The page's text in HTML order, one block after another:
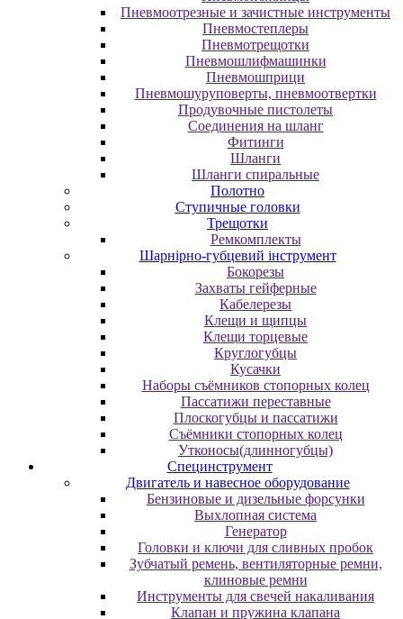
Пневмоотрезные и зачистные инструменты
Пневмостеплеры
Пневмотрещотки
Пневмошлифмашинки
Пневмошприци
Пневмошуруповерты, пневмоотвертки
Продувочные пистолеты
Соединения на шланг
Фитинги
Шланги
Шланги спиральные
Полотно
Ступичные головки
Трещотки
Ремкомплекты
Шарнірно-губцевий інструмент
Бокорезы
Захваты гейферные
Кабелерезы
Клещи и щипцы
Клещи торцевые
Круглогубцы
Кусачки
Наборы съёмников стопорных колец
Пассатижи переставные
Плоскогубцы и пассатижи
Съёмники стопорных колец
Утконосы(длинногубцы)
Специнструмент
Двигатель и навесное оборудование
Бензиновые и дизельные форсунки
Выхлопная система
Генератор
Головки и ключи для сливных пробок
Зубчатый ремень, вентиляторные ремни,
клиновые ремни
Инструменты для свечей накаливания
Клапан и пружина клапана